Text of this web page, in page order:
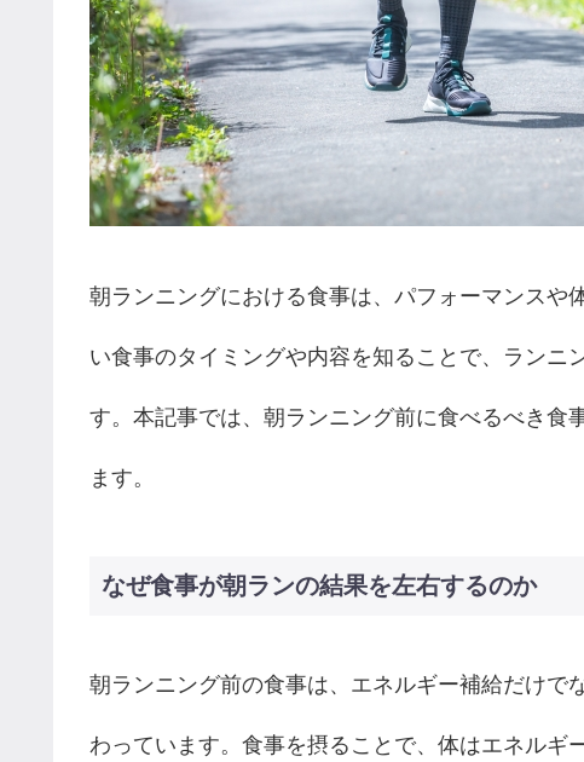
朝ランニングにおける食事は、パフォーマンスや
い食事のタイミングや内容を知ることで、ランニ
す。本記事では、朝ランニング前に食べるべき食
ます。
なぜ食事が朝ランの結果を左右するのか
朝ランニング前の食事は、エネルギー補給だけで
わっています。食事を摂ることで、体はエネルギ